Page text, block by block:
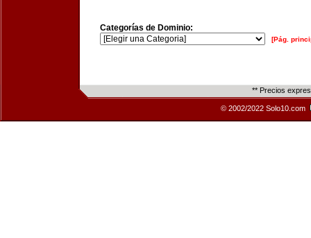
Categorías de Dominio:
[Pág.
** Precios
© 2002/2022 Solo10.com